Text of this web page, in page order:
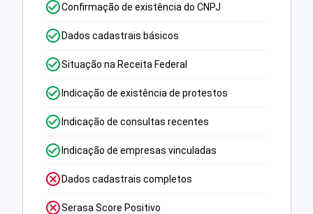
Confirmação de existência do CNPJ
Dados cadastrais básicos
Situação na Receita Federal
Indicação de existência de protestos
Indicação de consultas recentes
Indicação de empresas vinculadas
Dados cadastrais completos
Serasa Score Positivo